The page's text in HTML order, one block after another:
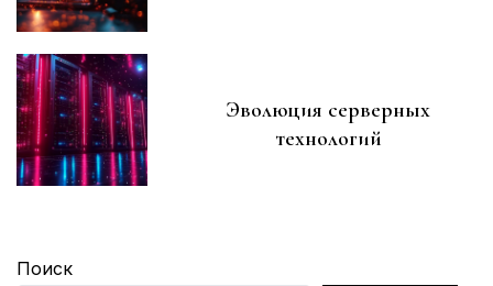
Эволюция серверных
технологий
Поиск